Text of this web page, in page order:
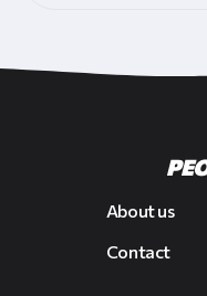
About us
Contact